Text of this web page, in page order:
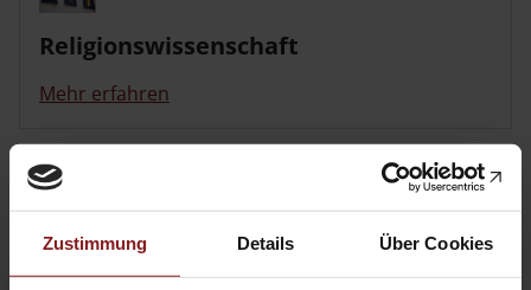
Zustimmung Details Über Cookies
Religionswissenschaft
Mehr erfahren
Sprachwissenschaft